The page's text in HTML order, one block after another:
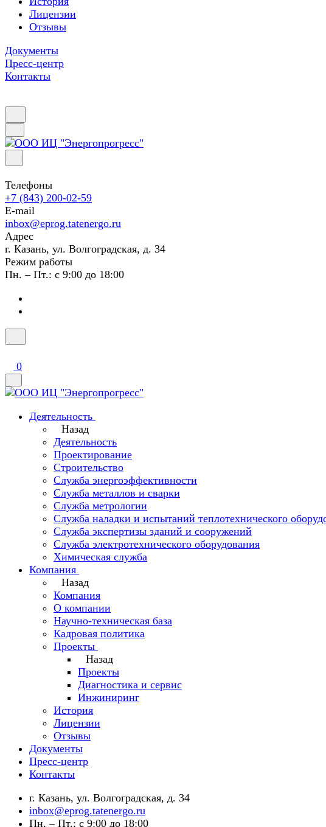
Лицензии
Отзывы
Документы
Пресс-центр
Контакты
Телефоны
+7 (843) 200-02-59
E-mail
inbox@eprog.tatenergo.ru
Адрес
г. Казань, ул. Волгоградская, д. 34
Режим работы
Пн. – Пт.: с 9:00 до 18:00
0
Деятельность
Назад
Деятельность
Проектирование
Строительство
Служба энергоэффективности
Служба металлов и сварки
Служба метрологии
Служба наладки и испытаний теплотехнического
Служба экспертизы зданий и сооружений
Служба электротехнического оборудования
Химическая служба
Компания
Назад
Компания
О компании
Научно-техническая база
Кадровая политика
Проекты
Назад
Проекты
Диагностика и сервис
Инжиниринг
История
Лицензии
Отзывы
Документы
Пресс-центр
Контакты
г. Казань, ул. Волгоградская, д. 34
inbox@eprog.tatenergo.ru
Пн. – Пт.: с 9:00 до 18:00